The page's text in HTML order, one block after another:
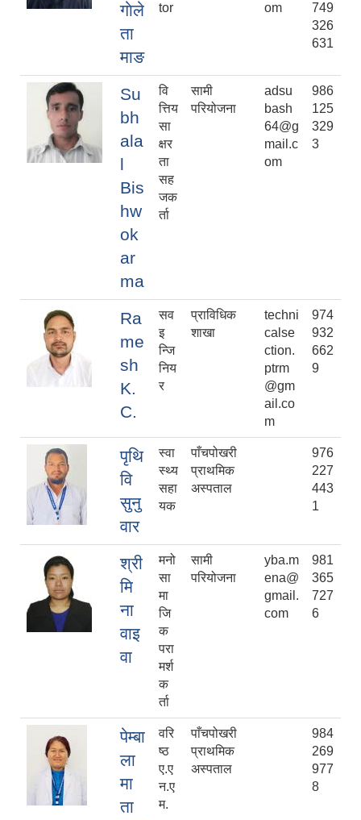
गाेले
ता
माङ
tor
om
749
326
631
Su
bh
ala
l
Bis
hw
ok
ar
ma
वि
त्तिय
सा
क्षर
ता
सह
जक
र्ता
सामी
परियोजना
adsu
bash
64@g
mail.c
om
986
125
329
3
Ra
me
sh
K.
C.
सव
इ
न्जि
निय
र
प्राविधिक
शाखा
techni
calse
ction.
ptrm
@gm
ail.co
m
974
932
662
9
पृथि
वि
सुनु
वार
स्वा
स्थ्य
सहा
यक
पाँचपोखरी
प्राथमिक
अस्पताल
976
227
443
1
श्री
मि
ना
वाइ
वा
मनो
सा
मा
जि
क
परा
मर्श
क
र्ता
सामी
परियोजना
yba.m
ena@
gmail.
com
981
365
727
6
पेम्बा
ला
मा
ता
वरि
ष्ठ
ए.ए
न.ए
म.
पाँचपोखरी
प्राथमिक
अस्पताल
984
269
977
8